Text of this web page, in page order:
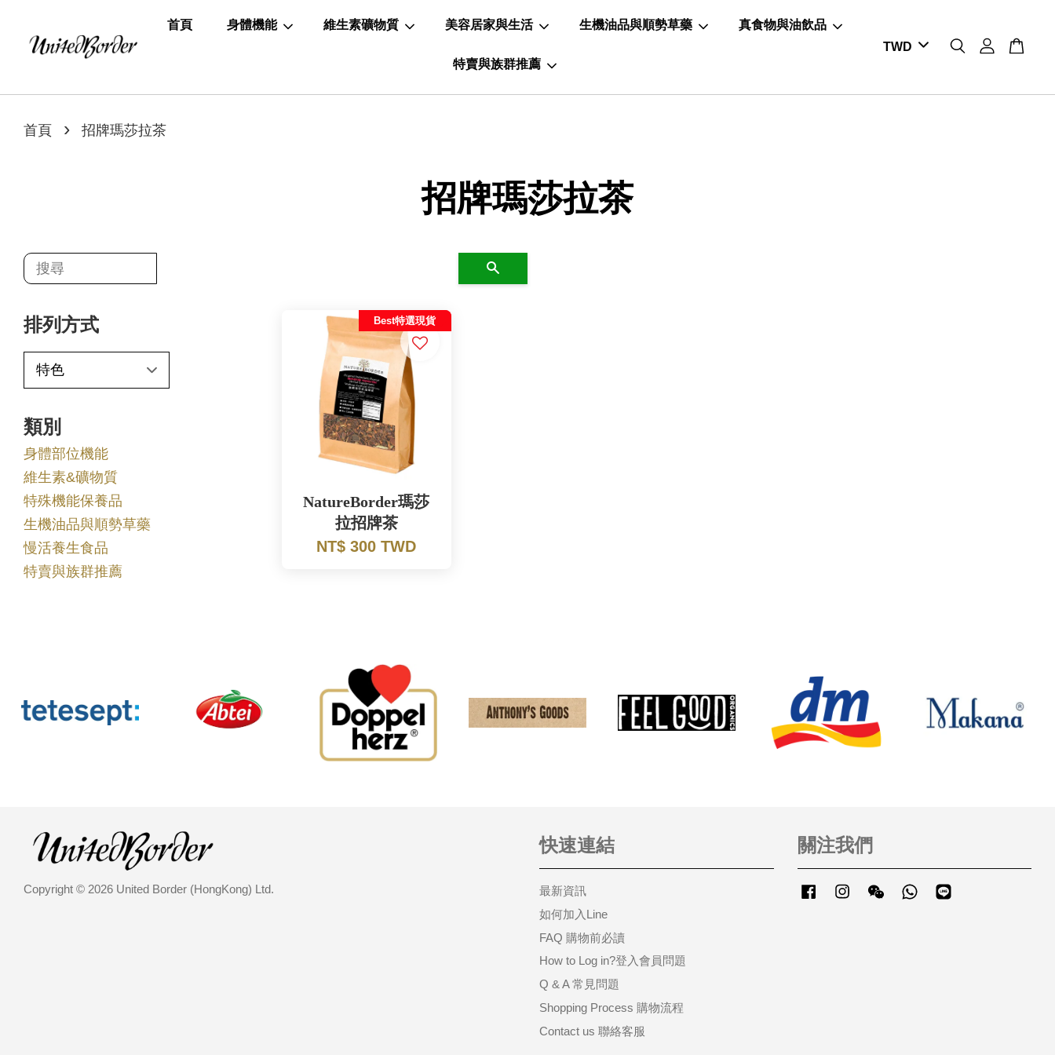
首頁 身體機能 維生素礦物質 美容居家與生活 生機油品與順勢草藥 真食物與油飲品
特賣與族群推薦
首頁 › 招牌瑪莎拉茶
招牌瑪莎拉茶
排列方式
類別
身體部位機能
維生素&礦物質
特殊機能保養品
生機油品與順勢草藥
慢活養生食品
特賣與族群推薦
Best特選現貨
NatureBorder瑪莎
拉招牌茶
NT$ 300 TWD
Copyright © 2026 United Border (HongKong) Ltd.
快速連結
最新資訊
如何加入Line
FAQ 購物前必讀
How to Log in?登入會員問題
Q & A 常見問題
Shopping Process 購物流程
Contact us 聯絡客服
關注我們
FacebookInstagramWechat Whatsapp